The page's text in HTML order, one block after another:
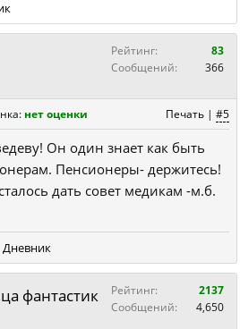
Рейтинг:
83
Сообщений:
366
Печать | #5
нет оценки
Он один знает как быть
Пенсионеры- держитесь!
дать совет медикам -м.б.
Дневник
фантастик
Рейтинг:
2137
Сообщений:
4,650